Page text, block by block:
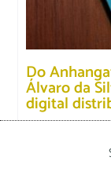
Do
Álvaro da
digital